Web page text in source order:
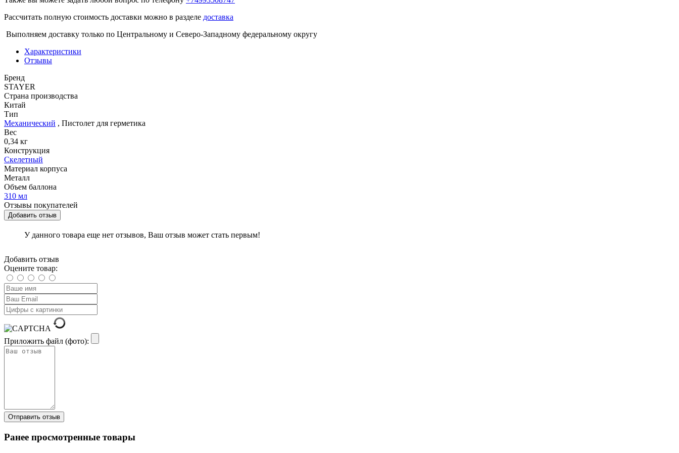
Рассчитать полную стоимость доставки можно в разделе доставка
Выполняем доставку только по Центральному и Северо-Западному федеральному округу
Характеристики
Отзывы
Бренд
STAYER
Страна производства
Китай
Тип
Механический , Пистолет для герметика
Вес
0,34 кг
Конструкция
Скелетный
Материал корпуса
Металл
Объем баллона
310 мл
Отзывы покупателей
Добавить отзыв
У данного товара еще нет отзывов, Ваш отзыв может стать первым!
Добавить отзыв
Оцените товар:
Приложить файл (фото):
Ранее просмотренные товары